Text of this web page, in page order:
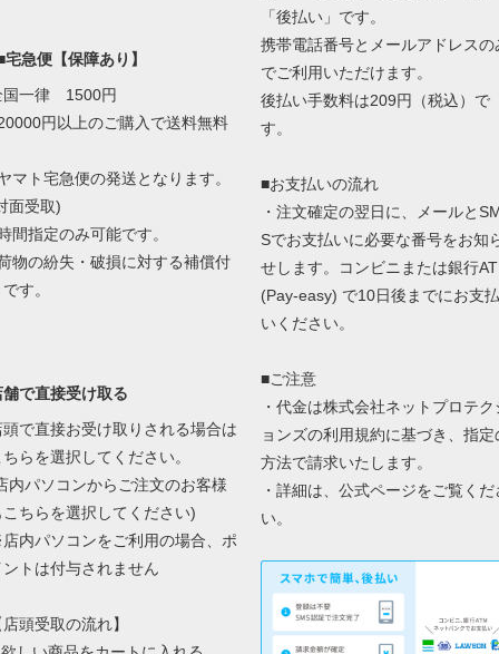
宅急便【保障あり】
国一律 1500円
円以上のご購入で送料無料
マト宅急便の発送となります。
面受取)
間指定のみ可能です。
物の紛失・破損に対する補償付
す。
舗で直接受け取る
頭で直接お受け取りされる場合は
ちらを選択してください。
内パソコンからご注文のお客様
こちらを選択してください)
内パソコンをご利用の場合、ポ
ントは付与されません
店頭受取の流れ】
「後払い」です。
携帯電話番号とメールアドレスの
でご利用いただけます。
後払い手数料は209円（税込）で
す。
■お支払いの流れ
・注文確定の翌日に、メールと
Sでお支払いに必要な番号をお知
せします。コンビニまたは銀行
(Pay-easy) で10日後までにお支払
いください。
■ご注意
・代金は株式会社ネットプロテク
ョンズの利用規約に基づき、指定
方法で請求いたします。
・詳細は、 公式ページをご覧くだ
い。